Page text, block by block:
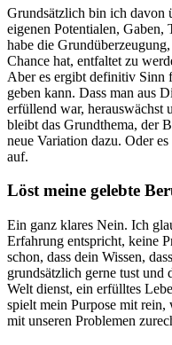
Grundsätzlich bin ich davon
eigenen Potentialen,
habe die
Chance hat, entfaltet zu
Aber es ergibt definitiv Sinn
geben kann. Dass man aus
erfüllend war, herauswächst
bleibt das Grundthema, der
neue Variation dazu. Oder
auf.
Löst meine gelebte
Ein ganz klares Nein. Ich
Erfahrung entspricht, keine
schon, dass dein Wissen,
grundsätzlich gerne tust und
Welt dienst, ein erfülltes
spielt mein Purpose mit
mit unseren Problemen